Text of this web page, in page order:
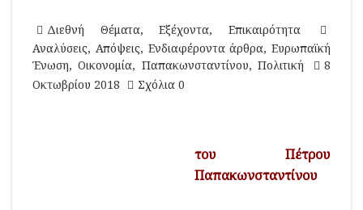
Διεθνή Θέματα, Εξέχοντα, Επικαιρότητα
Αναλύσεις, Απόψεις, Ενδιαφέροντα άρθρα, Ευρωπαϊκή
Ένωση,Οικονομία, Παπακωνσταντίνου, Πολιτική
8
Οκτωβρίου 2018
Σχόλια 0
του Πέτρου
Παπακωνσταντίνου